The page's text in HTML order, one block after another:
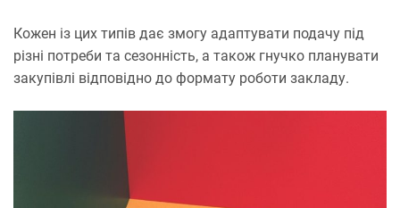
Кожен із цих типів дає змогу адаптувати подачу під
різні потреби та сезонність, а також гнучко планувати
закупівлі відповідно до формату роботи закладу.